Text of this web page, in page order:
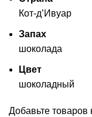
Кот-д’Ивуар
Запах
шоколада
Цвет
шоколадный
Добавьте товаров